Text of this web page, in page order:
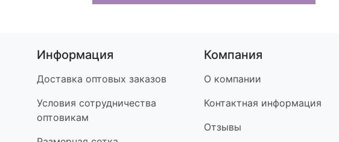
Информация
Доставка оптовых заказов
Условия сотрудничества
оптовикам
Компания
О компании
Контактная информация
Отзывы